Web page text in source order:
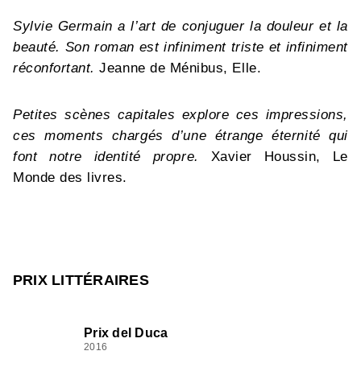
Sylvie Germain a l’art de conjuguer la douleur et la
beauté. Son roman est infiniment triste et infiniment
réconfortant. Jeanne de Ménibus, Elle.
Petites scènes capitales explore ces impressions,
ces moments chargés d’une étrange éternité qui
font notre identité propre.
Xavier Houssin, Le
Monde des livres.
PRIX LITTÉRAIRES
Prix del Duca
2016